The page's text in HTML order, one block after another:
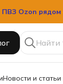
ПВЗ Ozon
ПВЗ Ozon
Новости и статьи